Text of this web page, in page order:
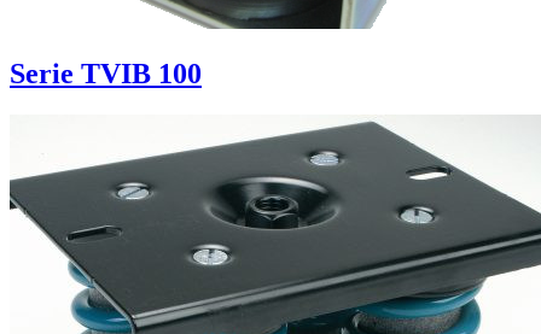
Serie TVIB 100